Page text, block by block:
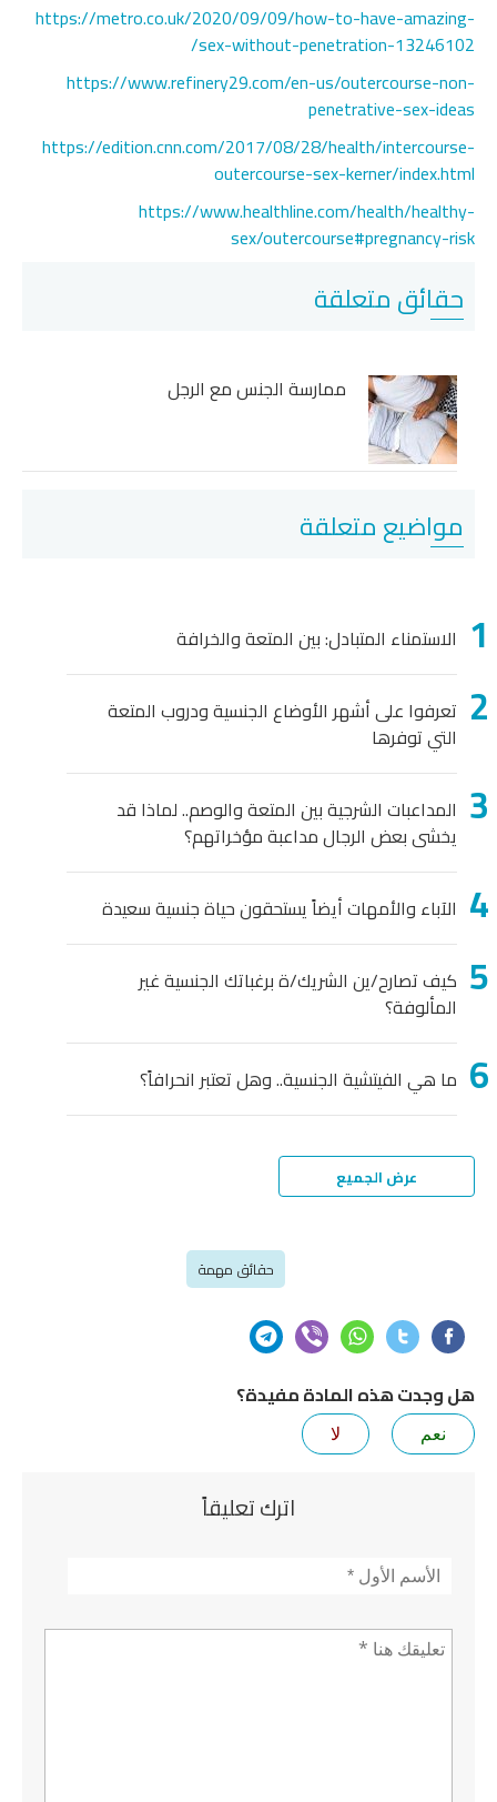
https://metro.co.uk/2020/09/09/how-to-have-amazing-
sex-without-penetration-13246102/
https://www.refinery29.com/en-us/outercourse-non-
penetrative-sex-ideas
https://edition.cnn.com/2017/08/28/health/intercourse-
outercourse-sex-kerner/index.html
https://www.healthline.com/health/healthy-
sex/outercourse#pregnancy-risk
حقائق متعلقة
ممارسة الجنس مع الرجل
مواضيع متعلقة
الاستمناء المتبادل: بين المتعة والخرافة
تعرفوا على أشهر الأوضاع الجنسية ودروب المتعة
التي توفرها
المداعبات الشرجية بين المتعة والوصم.. لماذا قد
يخشى بعض الرجال مداعبة مؤخراتهم؟
الآباء والأمهات أيضاً يستحقون حياة جنسية سعيدة
كيف تصارح/ين الشريك/ة برغباتك الجنسية غير
المألوفة؟
ما هي الفيتشية الجنسية.. وهل تعتبر انحرافاً؟
عرض الجميع
حقائق مهمة
هل وجدت هذه المادة مفيدة؟
نعم لا
اترك تعليقاً
الأسم*
تعليق *